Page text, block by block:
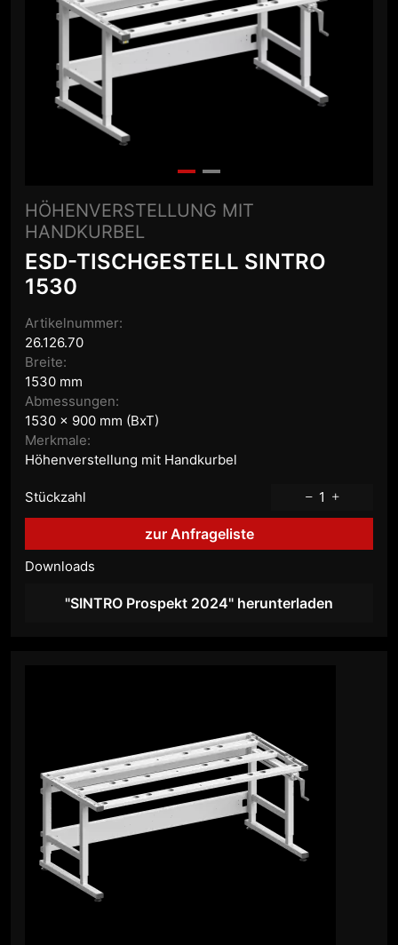
HÖHENVERSTELLUNG MIT
HANDKURBEL
ESD-TISCHGESTELL SINTRO
1530
Artikelnummer:
26.126.70
Breite:
1530 mm
Abmessungen:
1530 x 900 mm (BxT)
Merkmale:
Höhenverstellung mit Handkurbel
Stückzahl 1
zur Anfrageliste
Downloads
"SINTRO Prospekt 2024" herunterladen